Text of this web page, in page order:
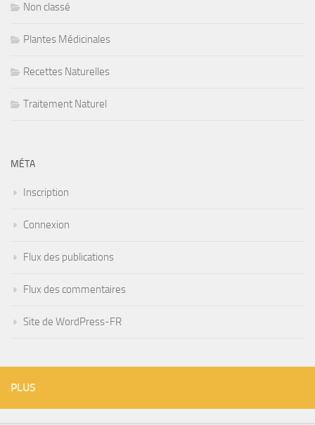
Non classé
Plantes Médicinales
Recettes Naturelles
Traitement Naturel
MÉTA
Inscription
Connexion
Flux des publications
Flux des commentaires
Site de WordPress-FR
PLUS